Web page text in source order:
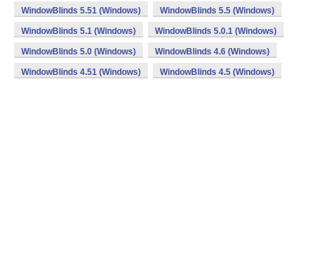
WindowBlinds 5.51 (Windows) WindowBlinds 5.5 (Windows)
WindowBlinds 5.1 (Windows) WindowBlinds 5.0.1 (Windows)
WindowBlinds 5.0 (Windows) WindowBlinds 4.6 (Windows)
WindowBlinds 4.51 (Windows) WindowBlinds 4.5 (Windows)